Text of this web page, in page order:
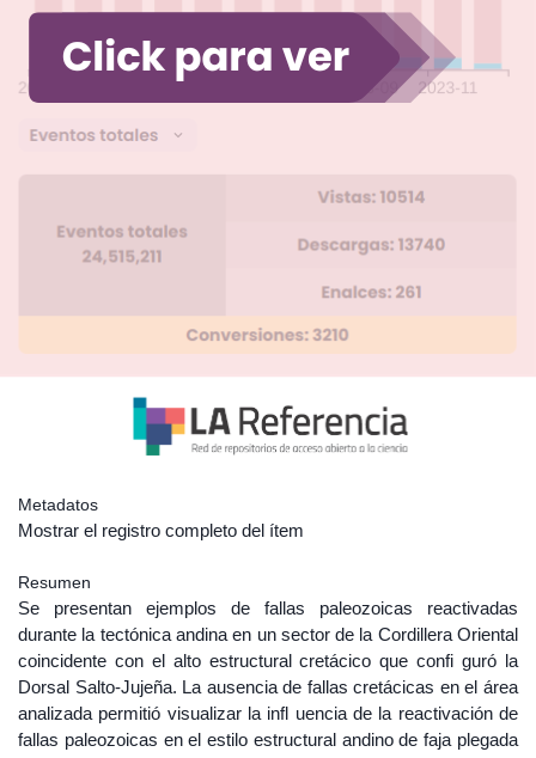
Metadatos
Mostrar el registro completo del ítem
Resumen
Se presentan ejemplos de fallas paleozoicas reactivadas
durante la tectónica andina en un sector de la Cordillera Oriental
coincidente con el alto estructural cretácico que confi guró la
Dorsal Salto-Jujeña. La ausencia de fallas cretácicas en el área
analizada permitió visualizar la infl uencia de la reactivación de
fallas paleozoicas en el estilo estructural andino de faja plegada